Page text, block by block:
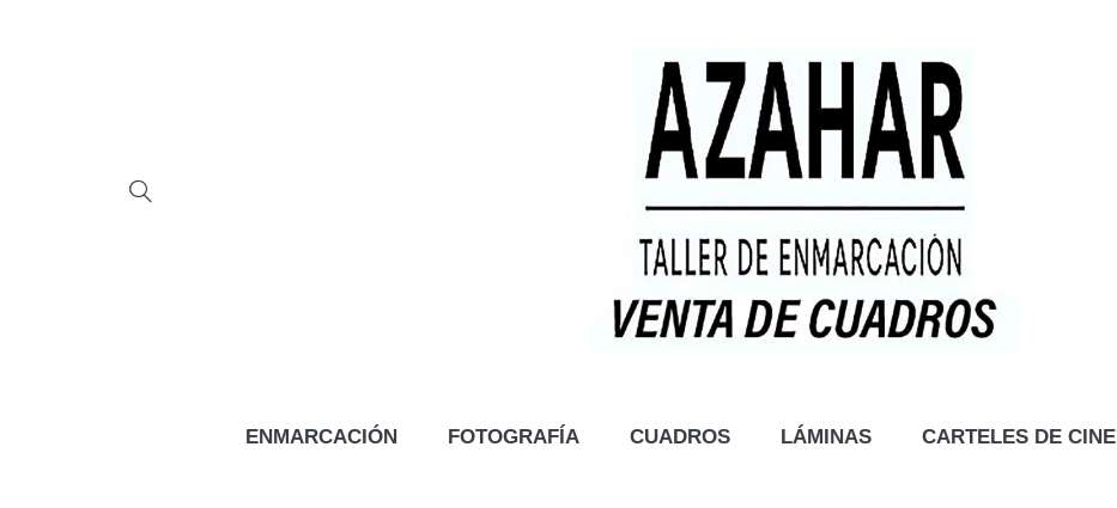
ENMARCACIÓN FOTOGRAFÍA CUADROS LÁMINAS CARTELES DE CINE